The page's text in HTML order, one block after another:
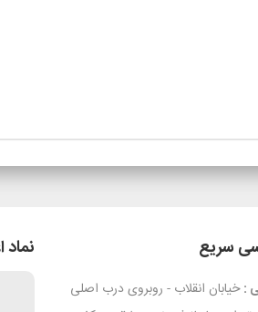
سریع
: خیابان انقلاب - روبروی درب اصلی
نماد